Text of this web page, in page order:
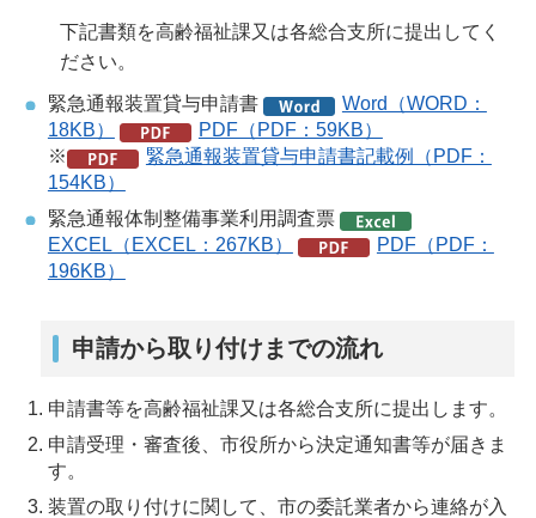
下記書類を高齢福祉課又は各総合支所に提出してく
ださい。
緊急通報装置貸与申請書
Word（WORD：
18KB）
PDF（PDF：59KB）
※
緊急通報装置貸与申請書記載例（PDF：
154KB）
緊急通報体制整備事業利用調査票
EXCEL（EXCEL：267KB）
PDF（PDF：
196KB）
申請から取り付けまでの流れ
申請書等を高齢福祉課又は各総合支所に提出します。
申請受理・審査後、市役所から決定通知書等が届きま
す。
装置の取り付けに関して、市の委託業者から連絡が入